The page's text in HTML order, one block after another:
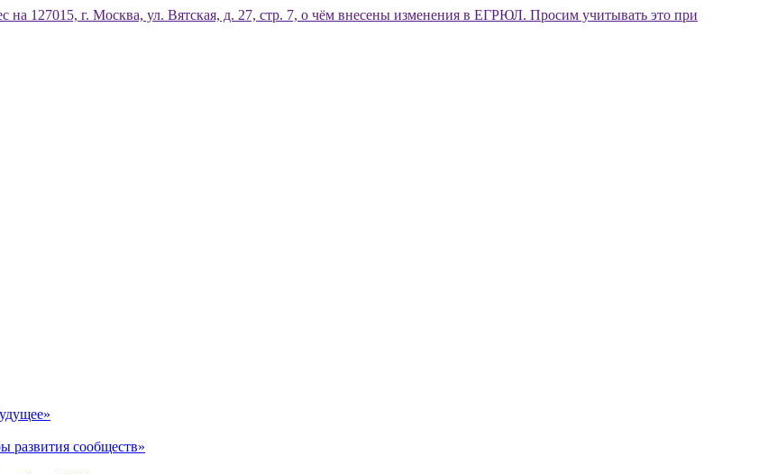
127015, г. Москва, ул. Вятская, д. 27, стр. 7, о чём внесены изменения в ЕГРЮЛ. Просим учитывать это при
развития сообществ»